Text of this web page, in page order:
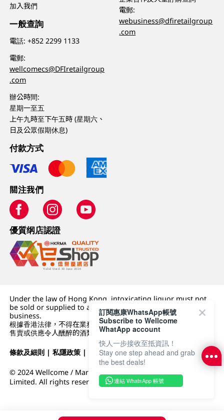
加入我們
一般查詢
電話:+852 2299 1133
電郵:
wellcomecs@DFIretailgroup
.com
辦公時間:
星期一至五
上午九時至下午五時 (星期六、
日及公眾假期休息)
電郵:
webusiness@dfiretailgroup
.com
付款方式
關注我們
優質纲店認證
Under the law of Hong Kong, intoxicating liquor must not
be sold or supplied to a minor (under 18) in the course of
business.
根據香港法律，不得在業務過程中，向未成年人 (18 歲以下人士)
售賣或供應令人醺醉的酒類。
條款及細則 |私隱政策 | DFI零售集團
© 2024 Wellcome / Market Place. The Dairy Farm Company
Limited. All rights reserved.
訂閱惠康WhatsApp帳號
Subscribe to Wellcome
WhatApp account
快人一步接收至抵資訊！
Stay one step ahead and grab
the best deals!
連結 WhatsApp 帳號